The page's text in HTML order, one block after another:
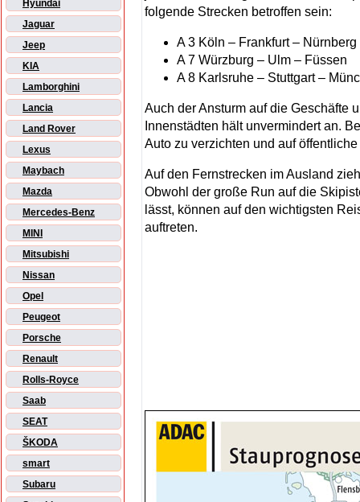
Hyundai
Jaguar
Jeep
KIA
Lamborghini
Lancia
Land Rover
Lexus
Maybach
Mazda
Mercedes-Benz
MINI
Mitsubishi
Nissan
Opel
Peugeot
Porsche
Renault
Rolls-Royce
Saab
SEAT
ŠKODA
smart
Subaru
folgende Strecken betroffen sein:
A 3 Köln – Frankfurt – Nürnberg
A 7 Würzburg – Ulm – Füssen
A 8 Karlsruhe – Stuttgart –
Auch der Ansturm auf die Geschäfte
Innenstädten hält unvermindert an.
Auto zu verzichten und auf
Auf den Fernstrecken im Ausland
Obwohl der große Run auf die
lässt, können auf den wichtigsten
auftreten.